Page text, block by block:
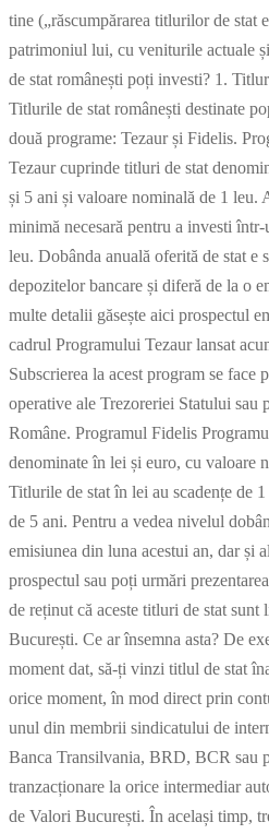
tine („răscumpărarea titlurilor de stat
patrimoniul lui, cu veniturile actuale
de stat românești poți investi? 1.
Titlurile de stat românești destinate
două programe: Tezaur și Fidelis.
Tezaur cuprinde titluri de stat
și 5 ani și valoare nominală de 1 leu.
minimă necesară pentru a investi într-
leu. Dobânda anuală oferită de stat e
depozitelor bancare și diferă de la o
multe detalii găsește aici prospectul
cadrul Programului Tezaur lansat
Subscrierea la acest program se
operative ale Trezoreriei Statului sau
Române. Programul Fidelis
denominate în lei și euro, cu valoare
Titlurile de stat în lei au scadențe de
de 5 ani. Pentru a vedea nivelul
emisiunea din luna acestui an, dar și
prospectul sau poți urmări
de reținut că aceste titluri de stat sunt
București. Ce ar însemna asta? De
moment dat, să-ți vinzi titlul de stat
orice moment, în mod direct prin
unul din membrii sindicatului de
Banca Transilvania, BRD, BCR sau
tranzacționare la orice intermediar
de Valori București. În același timp,